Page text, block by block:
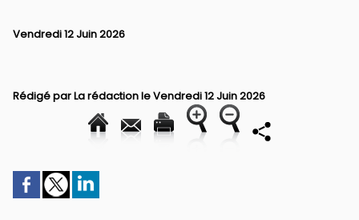
Vendredi 12 Juin 2026
Rédigé par La rédaction le Vendredi 12 Juin 2026